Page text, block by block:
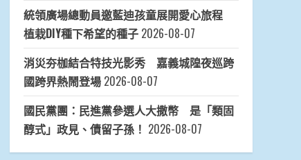
統領廣場總動員邀藍迪孩童展開愛心旅程
植栽DIY種下希望的種子 2026-08-07
消災夯枷結合特技光影秀 嘉義城隍夜巡跨
國跨界熱鬧登場 2026-08-07
國民黨團：民進黨參選人大撒幣 是「類固
醇式」政見、債留子孫！ 2026-08-07